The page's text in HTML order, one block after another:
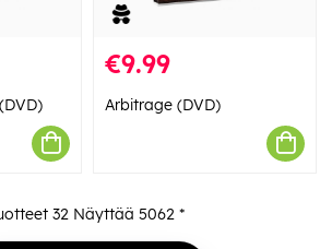
€9.99
Arbitrage (DVD)
32 Näyttää 5062 *